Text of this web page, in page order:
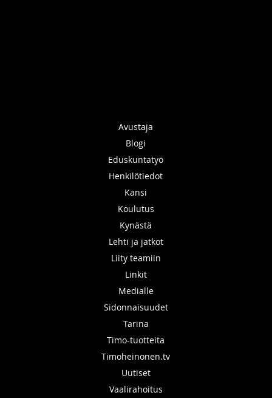
Avustaja
Blogi
Eduskuntatyö
Henkilötiedot
Kansi
Koulutus
Kynästä
Lehti ja jatkot
Liity teamiin
Linkit
Medialle
Sidonnaisuudet
Tarina
Timo-tuotteita
Timoheinonen.tv
Uutiset
Vaalirahoitus